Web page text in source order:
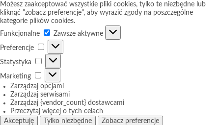
Możesz zaakceptować wszystkie pliki cookies, tylko te niezbędne lub
kliknąć "zobacz preferencje", aby wyrazić zgody na poszczególne
kategorie plików cookies.
Funkcjonalne
Zawsze aktywne
Preferencje
Preferencje
Statystyka
Statystyka
Marketing
Marketing
Zarządzaj opcjami
Zarządzaj serwisami
Zarządzaj {vendor_count} dostawcami
Przeczytaj więcej o tych celach
Akceptuję
Tylko niezbędne
Zobacz preferencje